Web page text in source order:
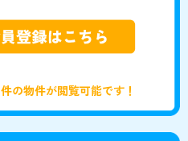
件の物件が閲覧可能です！